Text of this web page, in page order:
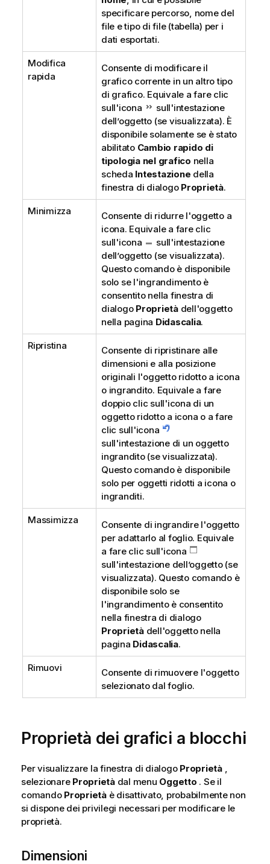
specificare percorso, nome del
file e tipo di file (tabella) per i
dati esportati.
Modifica
rapida
Consente di modificare il
grafico corrente in un altro tipo
di grafico. Equivale a fare clic
sull'icona
sull'intestazione
dell’oggetto (se visualizzata). È
disponibile solamente se è stato
abilitato Cambio rapido di
tipologia nel grafico nella
scheda Intestazione della
finestra di dialogo Proprietà.
Minimizza
Consente di ridurre l'oggetto a
icona. Equivale a fare clic
sull'icona
sull'intestazione
dell’oggetto (se visualizzata).
Questo comando è disponibile
solo se l'ingrandimento è
consentito nella finestra di
dialogo Proprietàdell'oggetto
nella pagina Didascalia.
Ripristina
Consente di ripristinare alle
dimensioni e alla posizione
originali l'oggetto ridotto a icona
o ingrandito. Equivale a fare
doppio clic sull'icona di un
oggetto ridotto a icona o a fare
clic sull'icona
sull'intestazione di un oggetto
ingrandito (se visualizzata).
Questo comando è disponibile
solo per oggetti ridotti a icona o
ingranditi.
Massimizza
Consente di ingrandire l'oggetto
per adattarlo al foglio. Equivale
a fare clic sull'icona
sull'intestazione dell’oggetto (se
visualizzata). Questo comando è
disponibile solo se
l'ingrandimento è consentito
nella finestra di dialogo
Proprietàdell'oggetto nella
pagina Didascalia.
Rimuovi
Consente di rimuovere l'oggetto
selezionato dal foglio.
Proprietà dei grafici a blocchi
Per visualizzare la finestra di dialogo Proprietà ,
selezionare Proprietàdal menu Oggetto . Se il
comando Proprietàè disattivato, probabilmente non
si dispone dei privilegi necessari per modificare le
proprietà.
Dimensioni